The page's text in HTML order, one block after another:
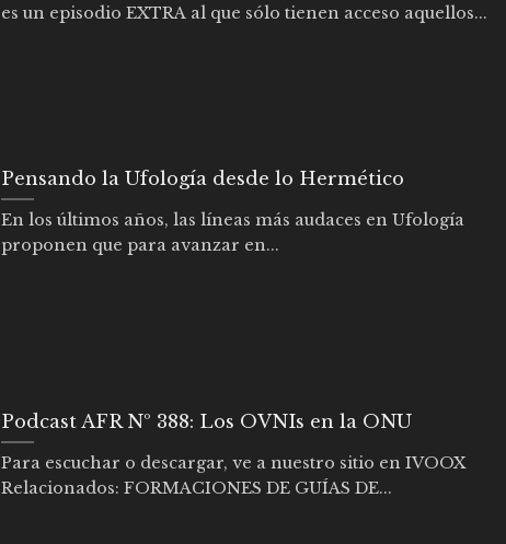
es un episodio EXTRA al que sólo tienen acceso aquellos...
Pensando la Ufología desde lo Hermético
En los últimos años, las líneas más audaces en Ufología
proponen que para avanzar en...
Podcast AFR Nº 388: Los OVNIs en la ONU
Para escuchar o descargar, ve a nuestro sitio en IVOOX
Relacionados: FORMACIONES DE GUÍAS DE...